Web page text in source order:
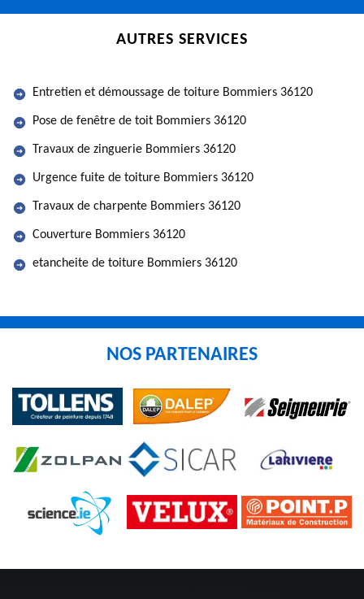
AUTRES SERVICES
Entretien et démoussage de toiture Bommiers 36120
Pose de fenêtre de toit Bommiers 36120
Travaux de zinguerie Bommiers 36120
Urgence fuite de toiture Bommiers 36120
Travaux de charpente Bommiers 36120
Couverture Bommiers 36120
etancheite de toiture Bommiers 36120
NOS PARTENAIRES